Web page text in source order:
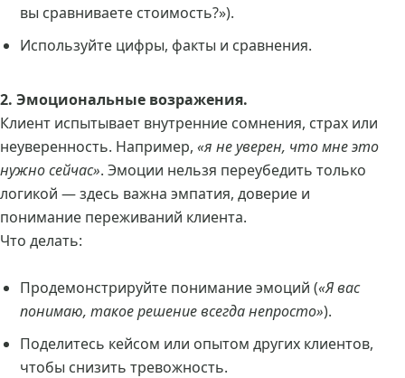
вы сравниваете стоимость?»).
Используйте цифры, факты и сравнения.
2. Эмоциональные возражения.
Клиент испытывает внутренние сомнения, страх или
неуверенность. Например, «я не уверен, что мне это
нужно сейчас». Эмоции нельзя переубедить только
логикой — здесь важна эмпатия, доверие и
понимание переживаний клиента.
Что делать:
Продемонстрируйте понимание эмоций («Я вас
понимаю, такое решение всегда непросто»).
Поделитесь кейсом или опытом других клиентов,
чтобы снизить тревожность.